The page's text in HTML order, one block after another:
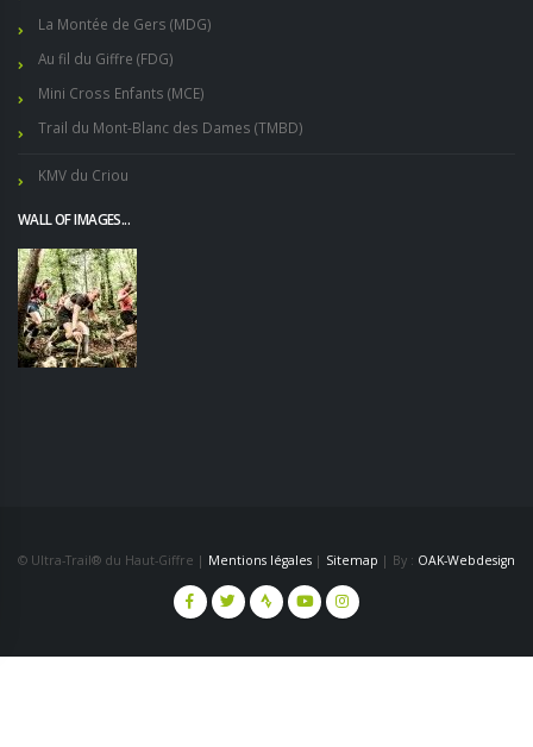
La Montée de Gers (MDG)
Au fil du Giffre (FDG)
Mini Cross Enfants (MCE)
Trail du Mont-Blanc des Dames (TMBD)
KMV du Criou
WALL OF IMAGES...
© Ultra-Trail® du Haut-Giffre | Mentions légales | Sitemap | By : OAK-Webdesign